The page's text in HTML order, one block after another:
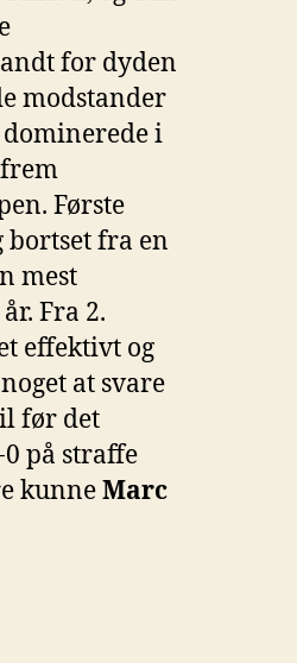
for dyden
modstander
i
Første
bortset fra en
mest
Fra 2.
effektivt og
at svare
før det
på straffe
kunneMarc